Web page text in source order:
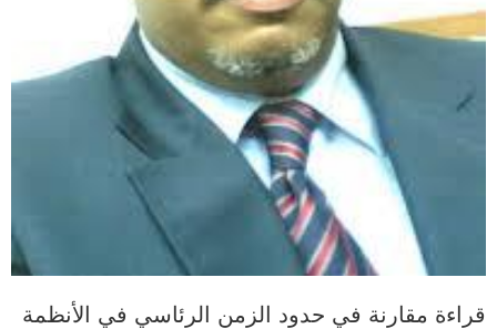
قراءة مقارنة في حدود الزمن الرئاسي في الأنظمة